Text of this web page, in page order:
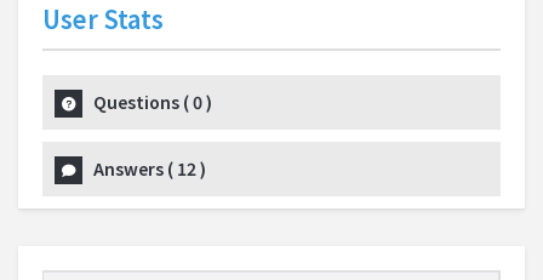
User Stats
Questions (0)
Answers ( 12)